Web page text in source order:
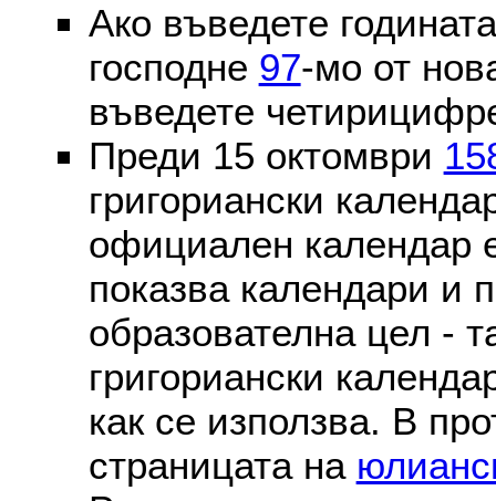
Ако въведете
господне 97-мо от
въведете
Преди 15 октомври
григориански
официален календар
показва календари и
образователна цел -
григориански
как се използва. В
страницата на